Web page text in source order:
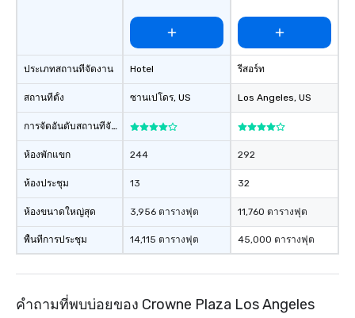
ประเภทสถานที่จัดงาน
สถานที่ตั้ง
การจัดอันดับสถานที่จัดงาน
ห้องพักแขก
ห้องประชุม
ห้องขนาดใหญ่สุด
พื้นที่การประชุม
Hotel
ซานเปโดร, US
244
13
3,956 ตารางฟุต
14,115 ตารางฟุต
รีสอร์ท
Los Angeles, US
292
32
11,760 ตารางฟุต
45,000 ตารางฟุต
คำถามที่พบบ่อยของ Crowne Plaza Los Angeles